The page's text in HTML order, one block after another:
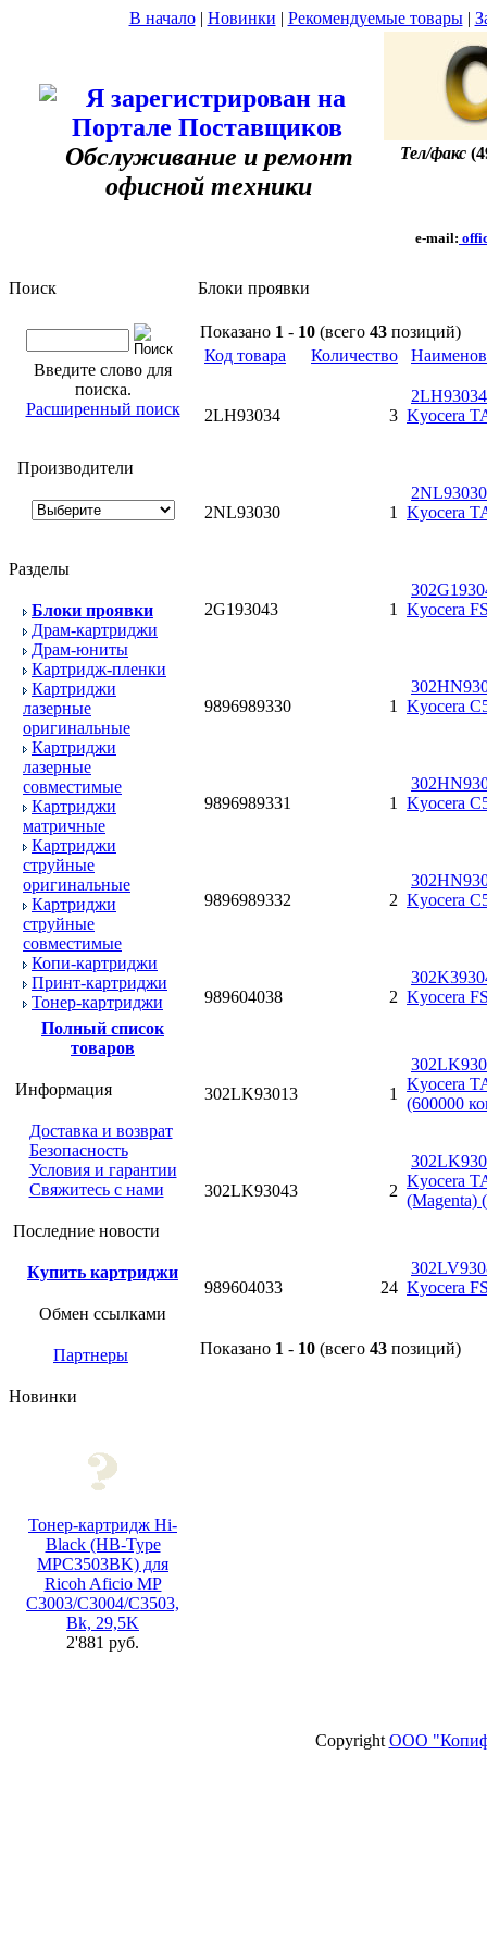
В начало| Новинки | Рекомендуемые товары|
Обслуживание и ремонт
офисной техники
Тел/факс
e-mail:
Поиск
Введите слово для
поиска.
Расширенный поиск
Производители
Разделы
Блоки проявки
Драм-картриджи
Драм-юниты
Картридж-пленки
Картриджи
лазерные
оригинальные
Картриджи
лазерные
совместимые
Картриджи
матричные
Картриджи
струйные
оригинальные
Картриджи
струйные
совместимые
Копи-картриджи
Принт-картриджи
Тонер-картриджи
Полный список
товаров
Информация
Доставка и возврат
Безопасность
Условия и гарантии
Свяжитесь с нами
Последние новости
Купить картриджи
Обмен ссылками
Партнеры
Новинки
Тонер-картридж Hi-
Black (HB-Type
MPC3503BK) для
Ricoh Aficio MP
C3003/C3004/C3503,
Bk, 29,5K
2'881 руб.
Блоки проявки
Показано 1 - 10 (всего 43 позиций)
Код товара
Количество
2LH93034 3 Kyocera
2NL93030 1
Kyocera
2G193043 1
Kyocera
9896989330 1
Kyocera
9896989331 1
Kyocera
9896989332 2 Kyocera
989604038 2 Kyocera
302LK93013 1
Kyocera
(600000
302LK93043 2
Kyocera
(Magenta)
989604033 24 Kyocera
Показано 1 - 10 (всего 43 позиций)
Copyright ООО